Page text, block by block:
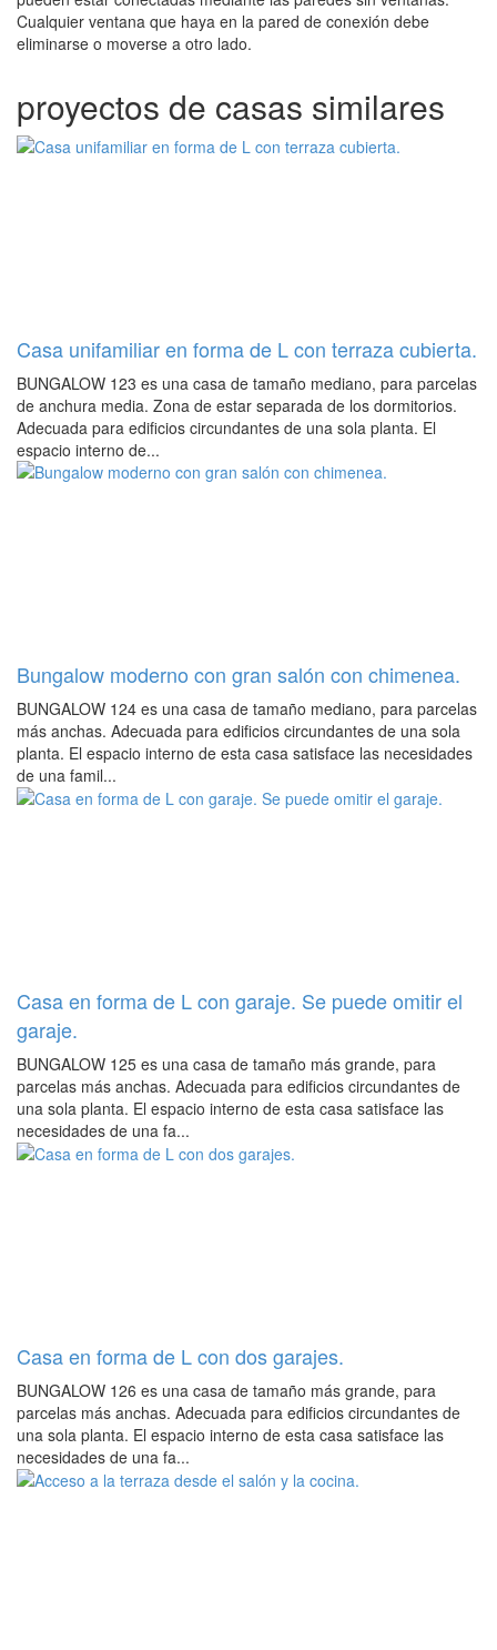
Cualquier ventana que haya en la pared de conexión debe
eliminarse o moverse a otro lado.
proyectos de casas similares
Casa unifamiliar en forma de L con terraza cubierta.
BUNGALOW 123 es una casa de tamaño mediano, para parcelas
de anchura media. Zona de estar separada de los dormitorios.
Adecuada para edificios circundantes de una sola planta. El
espacio interno de...
Bungalow moderno con gran salón con chimenea.
BUNGALOW 124 es una casa de tamaño mediano, para parcelas
más anchas. Adecuada para edificios circundantes de una sola
planta. El espacio interno de esta casa satisface las necesidades
de una famil...
Casa en forma de L con garaje. Se puede omitir el
garaje.
BUNGALOW 125 es una casa de tamaño más grande, para
parcelas más anchas. Adecuada para edificios circundantes de
una sola planta. El espacio interno de esta casa satisface las
necesidades de una fa...
Casa en forma de L con dos garajes.
BUNGALOW 126 es una casa de tamaño más grande, para
parcelas más anchas. Adecuada para edificios circundantes de
una sola planta. El espacio interno de esta casa satisface las
necesidades de una fa...